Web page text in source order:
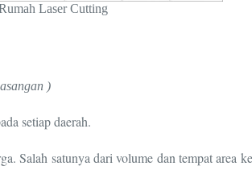
Laser Cutting
)
setiap daerah.
Salah satunya dari volume dan tempat